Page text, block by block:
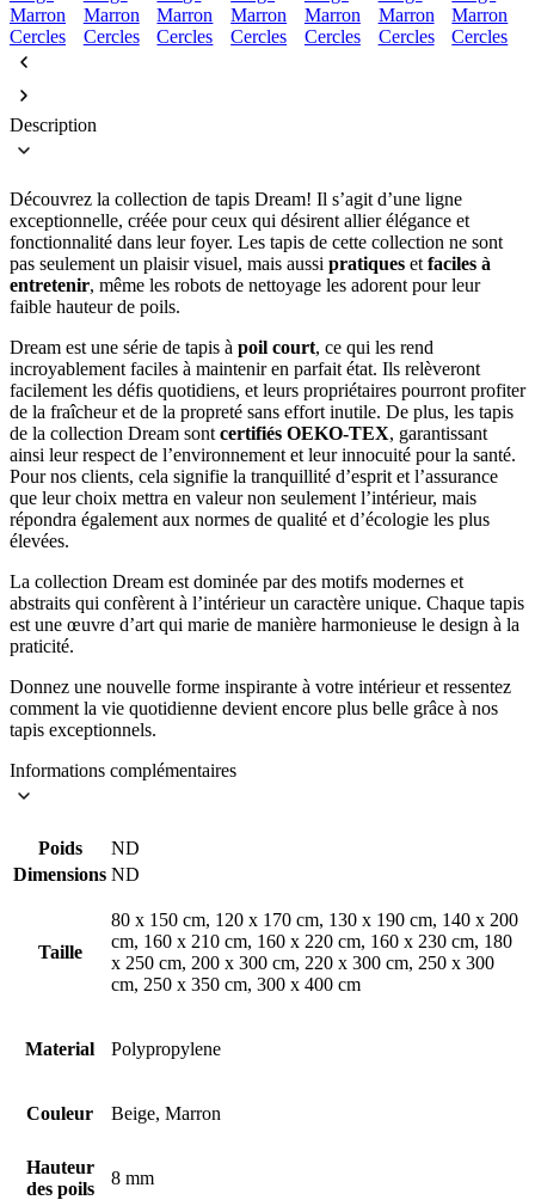
Description
Découvrez la collection de tapis Dream! Il s’agit d’une ligne
exceptionnelle, créée pour ceux qui désirent allier élégance et
fonctionnalité dans leur foyer. Les tapis de cette collection ne sont
pas seulement un plaisir visuel, mais aussi pratiques et faciles à
entretenir, même les robots de nettoyage les adorent pour leur
faible hauteur de poils.
Dream est une série de tapis à poil court, ce qui les rend
incroyablement faciles à maintenir en parfait état. Ils relèveront
facilement les défis quotidiens, et leurs propriétaires pourront profiter
de la fraîcheur et de la propreté sans effort inutile. De plus, les tapis
de la collection Dream sont certifiés OEKO-TEX, garantissant
ainsi leur respect de l’environnement et leur innocuité pour la santé.
Pour nos clients, cela signifie la tranquillité d’esprit et l’assurance
que leur choix mettra en valeur non seulement l’intérieur, mais
répondra également aux normes de qualité et d’écologie les plus
élevées.
La collection Dream est dominée par des motifs modernes et
abstraits qui confèrent à l’intérieur un caractère unique. Chaque tapis
est une œuvre d’art qui marie de manière harmonieuse le design à la
praticité.
Donnez une nouvelle forme inspirante à votre intérieur et ressentez
comment la vie quotidienne devient encore plus belle grâce à nos
tapis exceptionnels.
Informations complémentaires
Poids
ND
Dimensions ND
Taille
80 x 150 cm, 120 x 170 cm, 130 x 190 cm, 140 x 200
cm, 160 x 210 cm, 160 x 220 cm, 160 x 230 cm, 180
x 250 cm, 200 x 300 cm, 220 x 300 cm, 250 x 300
cm, 250 x 350 cm, 300 x 400 cm
Material Polypropylene
Couleur Beige, Marron
Hauteur
des poils
8 mm